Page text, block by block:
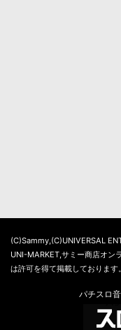
(C)Sammy,(C)UNIVERSAL
UNI-MARKET,サミー商店オン
は許可を得て掲載しております。
パチスロ